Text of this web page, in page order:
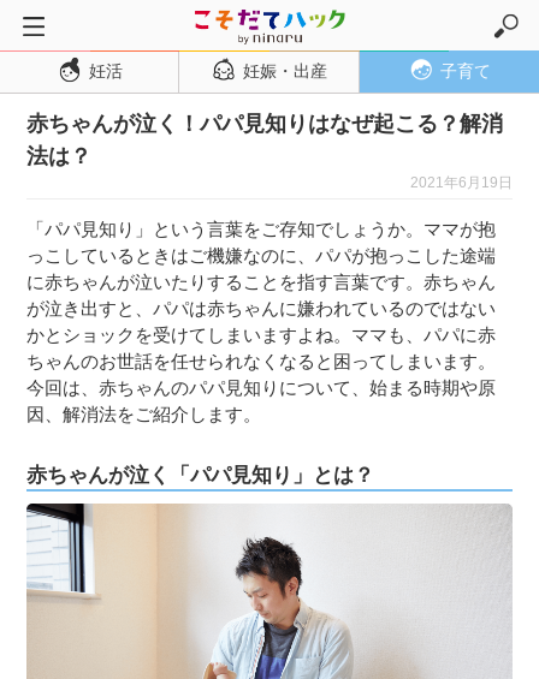
トップページ
妊活
妊娠・出産
妊娠初期
妊娠中期
妊娠後期
出産
子育て・育児
１歳児
２歳児
３〜６歳児
妊活 妊娠・出産 子育て
赤ちゃんが泣く！パパ見知りはなぜ起こる？解消
法は？
2021年6月19日
「パパ見知り」という言葉をご存知でしょうか。ママが抱
っこしているときはご機嫌なのに、パパが抱っこした途端
に赤ちゃんが泣いたりすることを指す言葉です。赤ちゃん
が泣き出すと、パパは赤ちゃんに嫌われているのではない
かとショックを受けてしまいますよね。ママも、パパに赤
ちゃんのお世話を任せられなくなると困ってしまいます。
今回は、赤ちゃんのパパ見知りについて、始まる時期や原
因、解消法をご紹介します。
赤ちゃんが泣く「パパ見知り」とは？